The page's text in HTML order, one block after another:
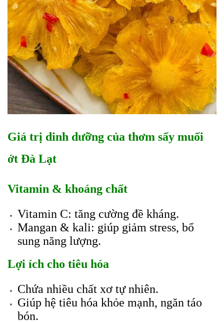
Giá trị dinh dưỡng của thơm sấy muối
ớt Đà Lạt
Vitamin & khoáng chất
Vitamin C: tăng cường đề kháng.
Mangan & kali: giúp giảm stress, bổ
sung năng lượng.
Lợi ích cho tiêu hóa
Chứa nhiều chất xơ tự nhiên.
Giúp hệ tiêu hóa khỏe mạnh, ngăn táo
bón.